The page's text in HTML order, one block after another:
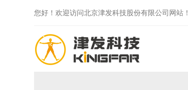
您好！欢迎访问北京津发科技股份有限公司网站！